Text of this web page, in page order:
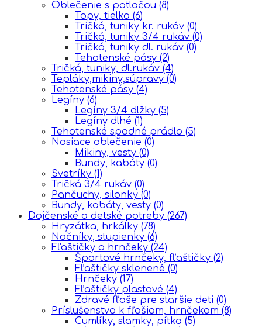
Oblečenie s potlačou (8)
Topy, tielka (6)
Tričká, tuniky kr. rukáv (0)
Tričká, tuniky 3/4 rukáv (0)
Tričká, tuniky dl. rukáv (0)
Tehotenské pásy (2)
Tričká, tuniky, dl.rukáv (4)
Tepláky,mikiny,súpravy (0)
Tehotenské pásy (4)
Legíny (6)
Legíny 3/4 dlžky (5)
Legíny dlhé (1)
Tehotenské spodné prádlo (5)
Nosiace oblečenie (0)
Mikiny, vesty (0)
Bundy, kabáty (0)
Svetríky (1)
Tričká 3/4 rukáv (0)
Pančuchy, silonky (0)
Bundy, kabáty, vesty (0)
Dojčenské a detské potreby (267)
Hryzátka, hrkálky (78)
Nočníky, stupienky (6)
Fľaštičky a hrnčeky (24)
Športové hrnčeky, fľaštičky (2)
Fľaštičky sklenené (0)
Hrnčeky (17)
Fľaštičky plastové (4)
Zdravé fľaše pre staršie deti (0)
Príslušenstvo k fľašiam, hrnčekom (8)
Cumlíky, slamky, pítka (5)